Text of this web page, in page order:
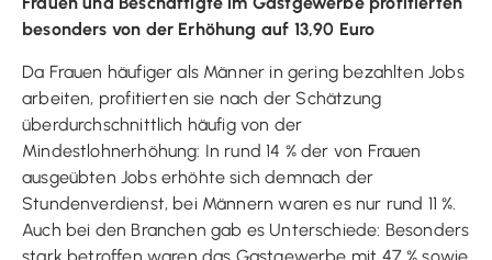
besonders von der Erhöhung auf 13,90 Euro
Da Frauen häufiger als Männer in gering bezahlten Jobs
arbeiten, profitierten sie nach der Schätzung
überdurchschnittlich häufig von der
Mindestlohnerhöhung: In rund 14 % der von Frauen
ausgeübten Jobs erhöhte sich demnach der
Stundenverdienst, bei Männern waren es nur rund 11 %.
Auch bei den Branchen gab es Unterschiede: Besonders